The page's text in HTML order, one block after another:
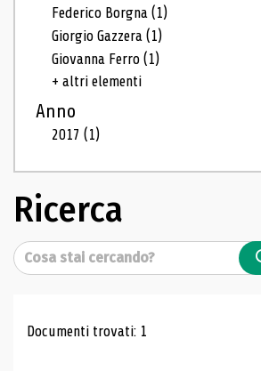
Federico Borgna(1)
Giorgio Gazzera(1)
Giovanna Ferro(1)
+ altri elementi
Anno
2017(1)
Ricerca
Cerca
Risultati di ricerca
Documenti trovati: 1